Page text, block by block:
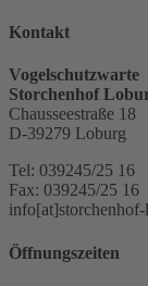
Kontakt
Vogelschutzwarte
Storchenhof
Chausseestraße 18
D-39279 Loburg
Tel: 039245/25 16
Fax: 039245/25 16
Öffnungszeiten